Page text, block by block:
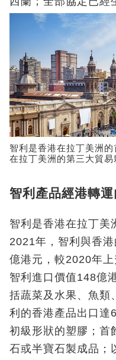
智利是香港在拉丁美洲
在拉丁美洲的第三大貿易
智利產品經港轉
智利是香港在拉丁美
2021年，智利與香
億港元，較2020年
智利進口價值148億
括蔬菜及水果、魚類
利的香港產品出口達
初級形狀的塑膠；首
石或半寶石製成品；